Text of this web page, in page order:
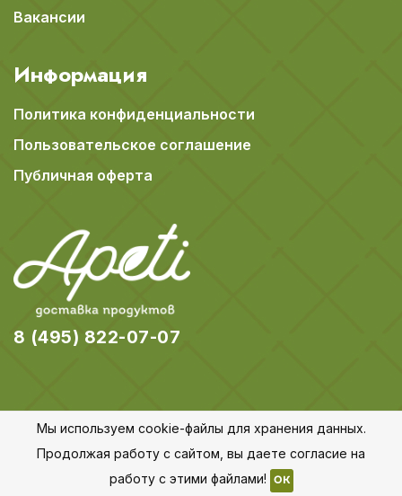
Вакансии
Информация
Политика конфиденциальности
Пользовательское соглашение
Публичная оферта
8 (495) 822-07-07
© 2018-2026 Apeti.ru,Карта сайта
Мы используем cookie-файлы для хранения данных.
Продолжая работу с сайтом, вы даете согласие на
работу с этими файлами!
OK